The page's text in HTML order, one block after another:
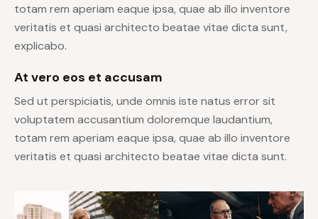
totam rem aperiam eaque ipsa, quae ab illo inventore
veritatis et quasi architecto beatae vitae dicta sunt,
explicabo.
At vero eos et accusam
Sed ut perspiciatis, unde omnis iste natus error sit
voluptatem accusantium doloremque laudantium,
totam rem aperiam eaque ipsa, quae ab illo inventore
veritatis et quasi architecto beatae vitae dicta sunt.